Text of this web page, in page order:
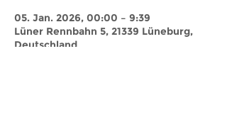
05. Jan. 2026, 00:00 – 9:39
Lüner Rennbahn 5, 21339 Lüneburg,
Deutschland